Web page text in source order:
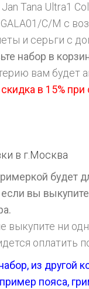
Tana Ultra1
C/M с
и серьги с
набор в
вам будет
скидка в 15%
в г. Москва
будет
если вы
выкупите ни
оплатить
из другой
пояса,